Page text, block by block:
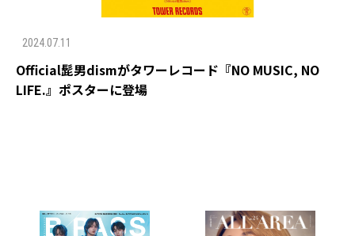
2024.07.11
Official髭男dismがタワーレコード『NO MUSIC, NO
LIFE.』ポスターに登場